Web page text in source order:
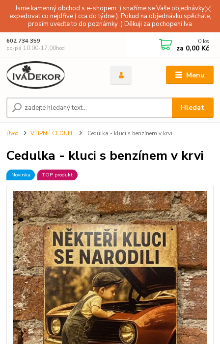
Jsme kamenný obchod s e-shopem :) snažíme se Vaše objednávky
expedovat co nejdříve ( cca do týdne ). Pokud na objednávku spěcháte,
prosím uveďte to do poznámky :) Děkuji za pochopení Iva
Menu
Hledat
602 734 359
po-pá 10.00-17.00hod
0 ks
za 0,00 Kč
Úvod VTIPNÉ CEDULE Cedulka - kluci s benzínem v krvi
Cedulka - kluci s benzínem v krvi
Novinka TOP produkt